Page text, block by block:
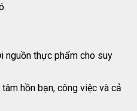
nguồn thực phẩm cho suy
hồn bạn, công việc và cả